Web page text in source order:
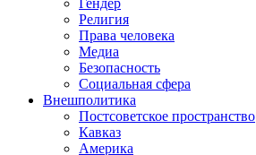
Гендер
Религия
Права человека
Медиа
Безопасность
Социальная сфера
Внешполитика
Постсоветское пространство
Кавказ
Америка